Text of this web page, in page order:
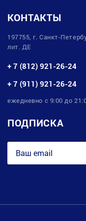
КОНТАКТЫ
197755, г. Санкт-
лит. ДЕ
+ 7 (812) 921-26-24
+ 7 (911) 921-26-24
ежедневно с 9:00 до
ПОДПИСКА